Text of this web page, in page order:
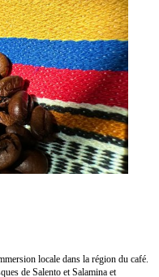
locale dans la région du café.
de Salento et Salamina et